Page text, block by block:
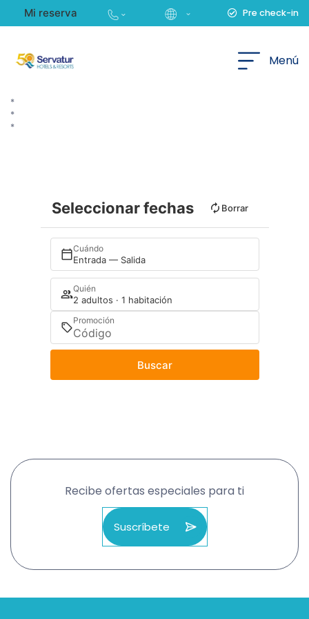
Mi reserva Pre check-in
Menú
Seleccionar fechas Borrar
Cuándo
Entrada — Salida
Quién
2 adultos · 1 habitación
Promoción
Buscar
Recibe ofertas especiales para ti
Suscríbete